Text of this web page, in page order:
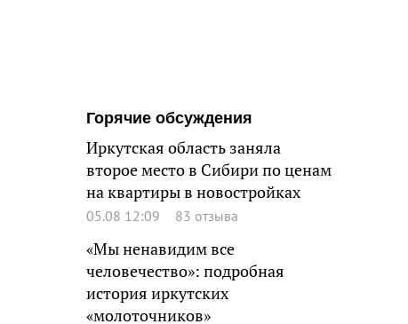
Горячие обсуждения
Иркутская область заняла
второе место в Сибири по ценам
на квартиры в новостройках
05.08 12:09 83 отзыва
«Мы ненавидим все
человечество»: подробная
история иркутских
«молоточников»